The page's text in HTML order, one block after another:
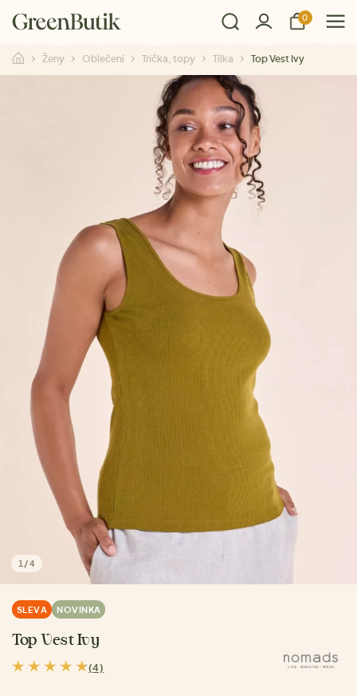
0
Ženy Oblečení Trička, topy Tílka Top Vest Ivy
1 /4
SLEVA NOVINKA
Top Vest Ivy
(4)